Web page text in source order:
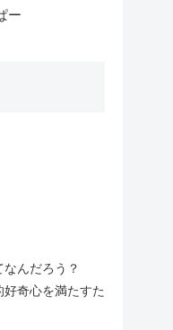
ー
んだろう？
奇心を満たすた